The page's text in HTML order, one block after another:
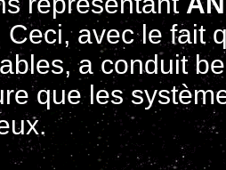
Ceci, avec le fait
a conduit
que les